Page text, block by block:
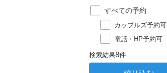
すべての予約
カップルズ予約可
電話・HP予約可
検索結果8件